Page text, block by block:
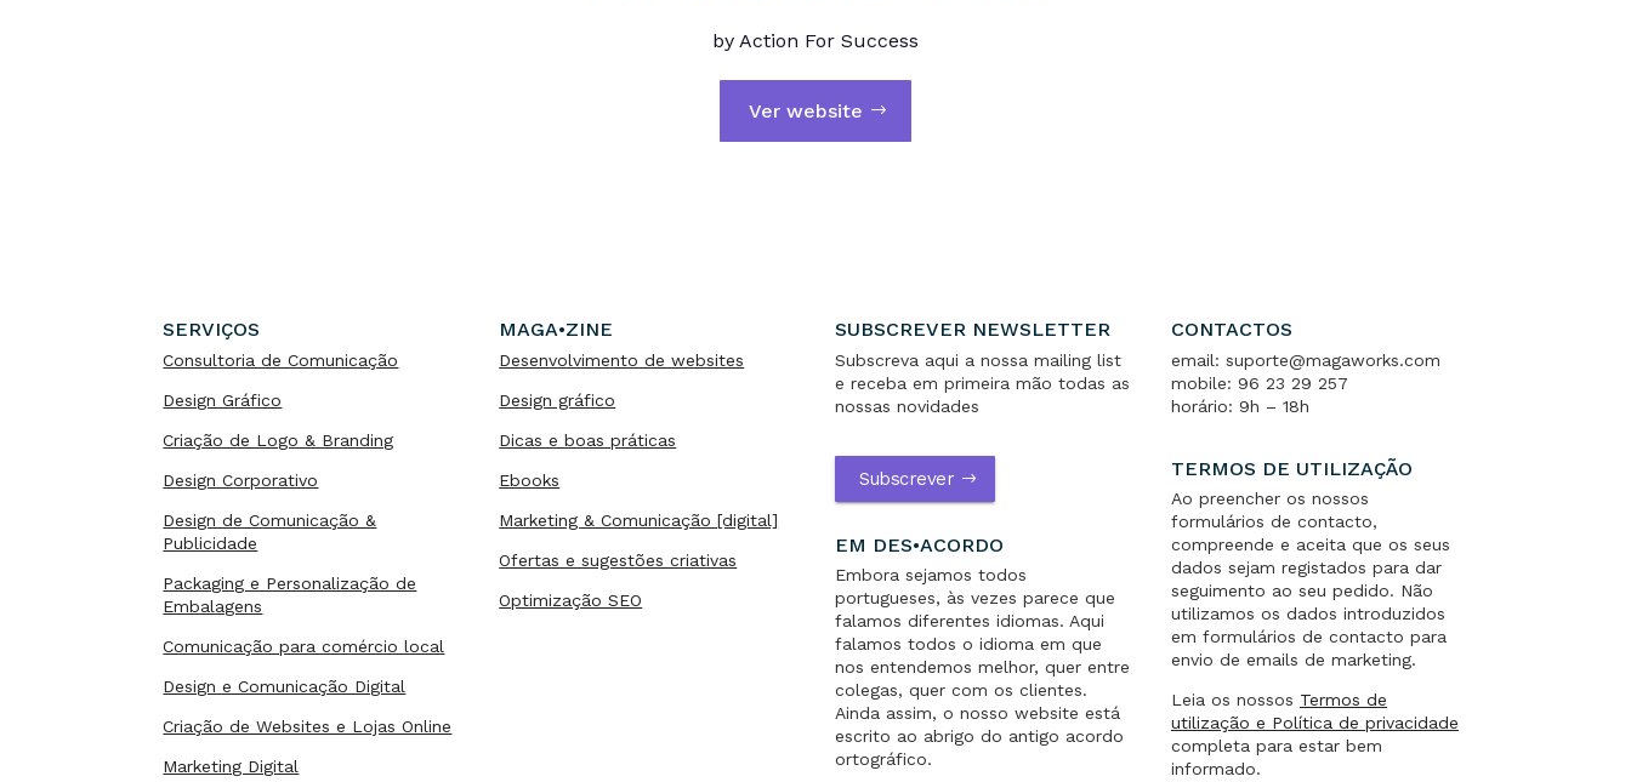
by Action For Success
Ver website
SERVIÇOS
Consultoria de Comunicação
Design Gráfico
Criação de Logo & Branding
Design Corporativo
Design de Comunicação &
Publicidade
Packaging e Personalização de
Embalagens
Comunicação para comércio local
Design e Comunicação Digital
Criação de Websites e Lojas Online
Marketing Digital
MAGA•ZINE
Desenvolvimento de websites
Design gráfico
Dicas e boas práticas
Ebooks
Marketing & Comunicação [digital]
Ofertas e sugestões criativas
Optimização SEO
SUBSCREVER NEWSLETTER
Subscreva aqui a nossa mailing list
e receba em primeira mão todas as
nossas novidades
Subscrever
EM DES•ACORDO
Embora sejamos todos
portugueses, às vezes parece que
falamos diferentes idiomas. Aqui
falamos todos o idioma em que
nos entendemos melhor, quer entre
colegas, quer com os clientes.
Ainda assim, o nosso website está
escrito ao abrigo do antigo acordo
ortográfico.
CONTACTOS
email: suporte@magaworks.com
mobile: 96 23 29 257
horário: 9h – 18h
TERMOS DE UTILIZAÇÃO
Ao preencher os nossos
formulários de contacto,
compreende e aceita que os seus
dados sejam registados para dar
seguimento ao seu pedido. Não
utilizamos os dados introduzidos
em formulários de contacto para
envio de emails de marketing.
Leia os nossos Termos de
utilização e Política de privacidade
completa para estar bem
informado.